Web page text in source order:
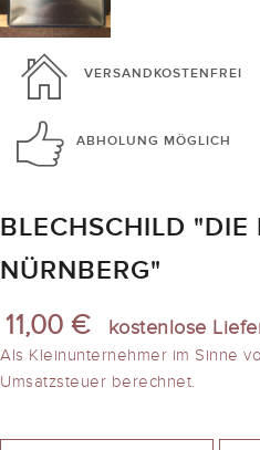
VERSANDKOSTENFREI
ABHOLUNG MÖGLICH
BLECHSCHILD "DIE
NÜRNBERG"
11,00 € kostenlose
Als Kleinunternehmer im Sinne
Umsatzsteuer berechnet.